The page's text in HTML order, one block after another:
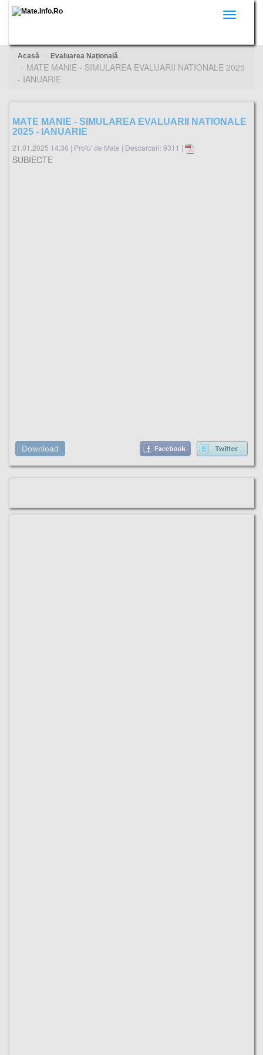
Toggle
Acasă Evaluarea Naţională
MATE MANIE - SIMULAREA EVALUARII NATIONALE 2025
- IANUARIE
MATE MANIE - SIMULAREA EVALUARII NATIONALE
2025 - IANUARIE
21.01.2025 14:36 | Profu' de Mate | Descarcari: 9311 |
SUBIECTE
Download